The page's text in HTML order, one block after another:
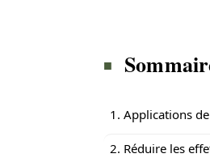
1. Applications
2. Réduire les